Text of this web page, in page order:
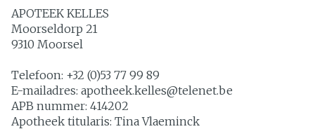
APOTEEK KELLES
Moorseldorp 21
9310 Moorsel
Telefoon: +32 (0)53 77 99 89
E-mailadres: apotheek.kelles@telenet.be
APB nummer: 414202
Apotheek titularis: Tina Vlaeminck